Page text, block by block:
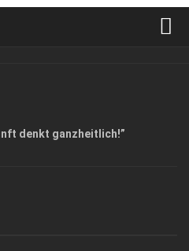
denkt ganzheitlich!”